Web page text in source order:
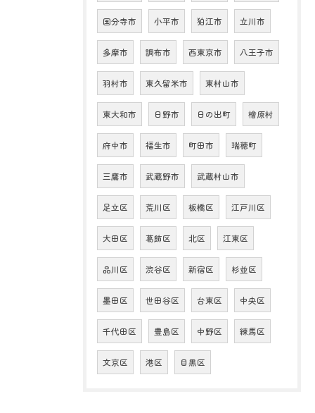
国分寺市 小平市 狛江市 立川市
多摩市 調布市 西東京市 八王子市
羽村市 東久留米市 東村山市
東大和市 日野市 日の出町 檜原村
府中市 福生市 町田市 瑞穂町
三鷹市 武蔵野市 武蔵村山市
足立区 荒川区 板橋区 江戸川区
大田区 葛飾区 北区 江東区
品川区 渋谷区 新宿区 杉並区
墨田区 世田谷区 台東区 中央区
千代田区 豊島区 中野区 練馬区
文京区 港区 目黒区